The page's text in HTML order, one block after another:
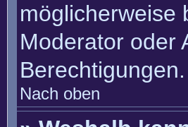
möglicherweise
Moderator oder
Berechtigungen.
Nach oben